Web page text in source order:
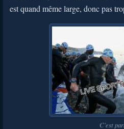
est quand même large, donc pas
C'est